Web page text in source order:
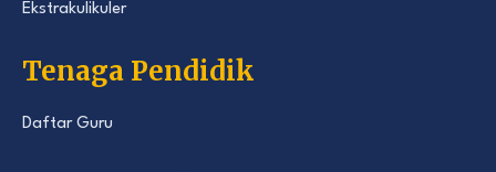
Ekstrakulikuler
Tenaga Pendidik
Daftar Guru